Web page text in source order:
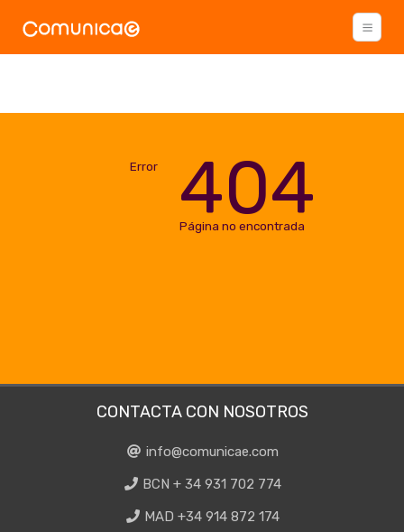
Error 404
Página no encontrada
CONTACTA CON NOSOTROS
info@comunicae.com
BCN + 34 931 702 774
MAD +34 914 872 174